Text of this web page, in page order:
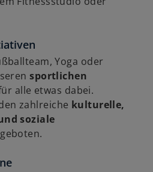
Yoga oder
sportlichen
alle etwas dabei.
zahlreiche kulturelle,
soziale